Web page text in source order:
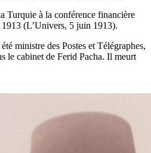
Turquie à la conférence financière
(L’Univers, 5 juin 1913).
ministre des Postes et Télégraphes,
le cabinet de Ferid Pacha. Il meurt